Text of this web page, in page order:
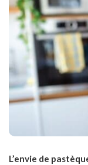
L’envie de